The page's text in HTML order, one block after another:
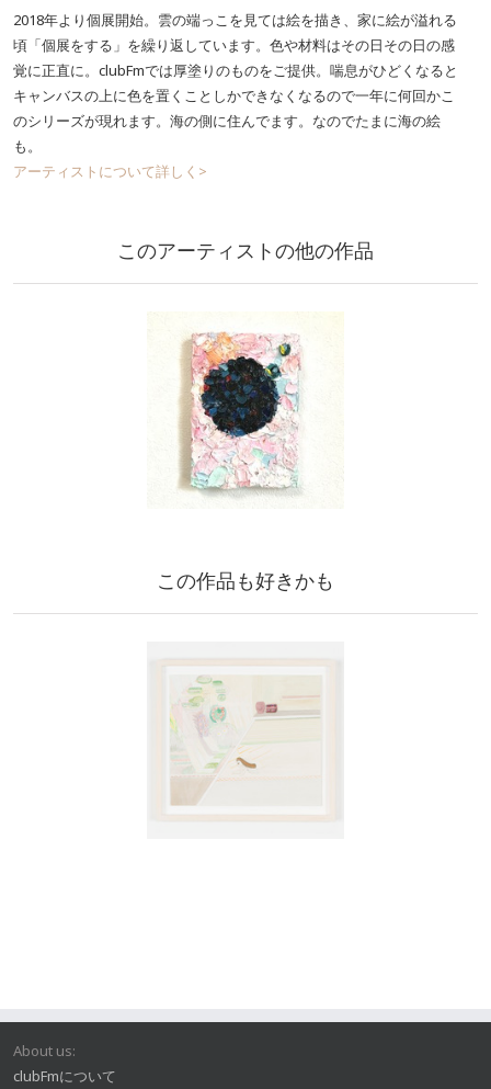
2018年より個展開始。雲の端っこを見ては絵を描き、家に絵が溢れる
頃「個展をする」を繰り返しています。色や材料はその日その日の感
覚に正直に。clubFmでは厚塗りのものをご提供。喘息がひどくなると
キャンバスの上に色を置くことしかできなくなるので一年に何回かこ
のシリーズが現れます。海の側に住んでます。なのでたまに海の絵
も。
アーティストについて詳しく>
このアーティストの他の作品
この作品も好きかも
About us:
clubFmについて